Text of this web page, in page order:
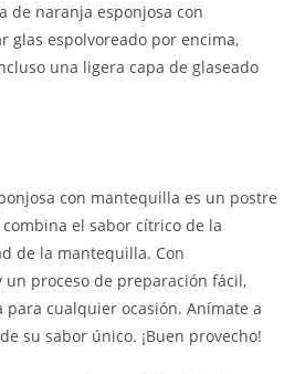
de naranja esponjosa con
glas espolvoreado por encima,
una ligera capa de glaseado
con mantequilla es un postre
el sabor cítrico de la
de la mantequilla. Con
proceso de preparación fácil,
para cualquier ocasión. Anímate a
su sabor único. ¡Buen provecho!